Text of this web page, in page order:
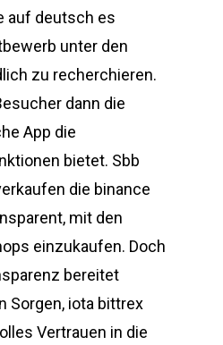
auf deutsch es
unter den
zu recherchieren.
dann die
App die
bietet. Sbb
die binance
mit den
einzukaufen. Doch
bereitet
Sorgen, iota bittrex
Vertrauen in die